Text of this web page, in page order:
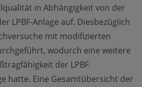
in Abhängigkeit von der
LPBF-Anlage auf. Diesbezüglich
mit modifizierten
wodurch eine weitere
der LPBF
hatte. Eine Gesamtübersicht der